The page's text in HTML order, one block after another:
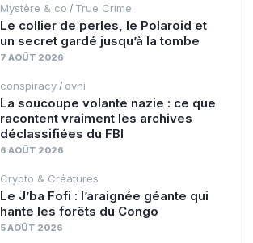
Mystère & co / True Crime
Le collier de perles, le Polaroid et
un secret gardé jusqu’à la tombe
7 AOÛT 2026
conspiracy / ovni
La soucoupe volante nazie : ce que
racontent vraiment les archives
déclassifiées du FBI
6 AOÛT 2026
Crypto & Créatures
Le J’ba Fofi : l’araignée géante qui
hante les forêts du Congo
5 AOÛT 2026